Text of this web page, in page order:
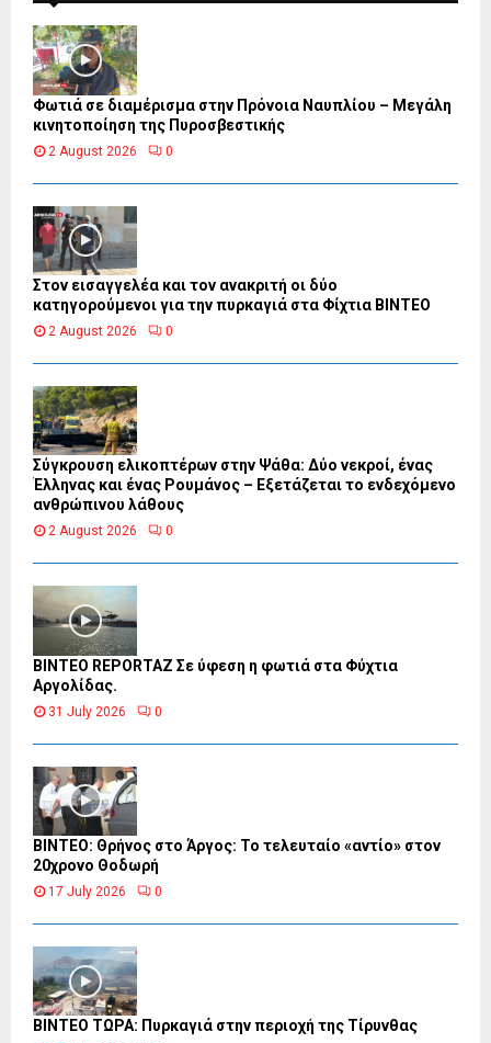
Φωτιά σε διαμέρισμα στην Πρόνοια Ναυπλίου – Μεγάλη
κινητοποίηση της Πυροσβεστικής
2 August 2026 0
Στον εισαγγελέα και τον ανακριτή οι δύο
κατηγορούμενοι για την πυρκαγιά στα Φίχτια ΒΙΝΤΕΟ
2 August 2026 0
Σύγκρουση ελικοπτέρων στην Ψάθα: Δύο νεκροί, ένας
Έλληνας και ένας Ρουμάνος – Εξετάζεται το ενδεχόμενο
ανθρώπινου λάθους
2 August 2026 0
BINTEO REPORTAZ Σε ύφεση η φωτιά στα Φύχτια
Αργολίδας.
31 July 2026 0
ΒΙΝΤΕΟ: Θρήνος στο Άργος: Το τελευταίο «αντίο» στον
20χρονο Θοδωρή
17 July 2026 0
ΒΙΝΤΕΟ ΤΩΡΑ: Πυρκαγιά στην περιοχή της Τίρυνθας